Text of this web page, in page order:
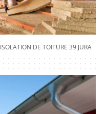
ISOLATION DE TOITURE 39 JURA